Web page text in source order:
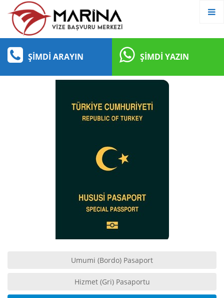
ŞIMDI ARAYIN ŞIMDI YAZIN
Umumi (Bordo) Pasaport
Hizmet (Gri) Pasaportu